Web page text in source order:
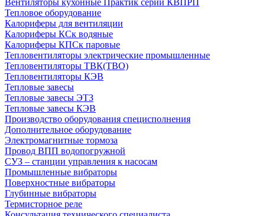
Вентиляторы кухонные Практик серии КВПРП
Тепловое оборудование
Калориферы для вентиляции
Калориферы КСк водяные
Калориферы КПСк паровые
Тепловентиляторы электрические промышленные
Тепловентиляторы ТВК(ТВО)
Тепловентиляторы КЭВ
Тепловые завесы
Тепловые завесы ЭТЗ
Тепловые завесы КЭВ
Производство оборудования специсполнения
Дополнительное оборудование
Электромагнитные тормоза
Провод ВПП водопогружной
СУЗ – станции управления к насосам
Промышленные вибраторы
Поверхностные вибраторы
Глубинные вибраторы
Термисторное реле